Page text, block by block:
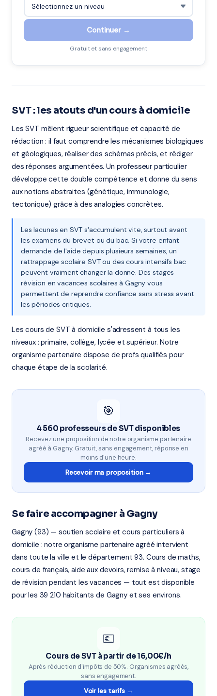
Continuer →
Gratuit et sans engagement
SVT : les atouts d'un cours à domicile
Les SVT mêlent rigueur scientifique et capacité de
rédaction : il faut comprendre les mécanismes biologiques
et géologiques, réaliser des schémas précis, et rédiger
des réponses argumentées. Un professeur particulier
développe cette double compétence et donne du sens
aux notions abstraites (génétique, immunologie,
tectonique) grâce à des analogies concrètes.
Les lacunes en SVT s'accumulent vite, surtout avant
les examens du brevet ou du bac. Si votre enfant
demande de l'aide depuis plusieurs semaines, un
rattrappage scolaire SVT ou des cours intensifs bac
peuvent vraiment changer la donne. Des stages
révision en vacances scolaires à Gagny vous
permettent de reprendre confiance sans stress avant
les périodes critiques.
Les cours de SVT à domicile s'adressent à tous les
niveaux : primaire, collège, lycée et supérieur. Notre
organisme partenaire dispose de profs qualifiés pour
chaque étape de la scolarité.
🎯
4 560 professeurs de SVT disponibles
Recevez une proposition de notre organisme partenaire
agréé à Gagny. Gratuit, sans engagement, réponse en
moins d'une heure.
Recevoir ma proposition →
Se faire accompagner à Gagny
Gagny (93) — soutien scolaire et cours particuliers à
domicile : notre organisme partenaire agréé intervient
dans toute la ville et le département 93. Cours de maths,
cours de français, aide aux devoirs, remise à niveau, stage
de révision pendant les vacances — tout est disponible
pour les 39 210 habitants de Gagny et ses environs.
💶
Cours de SVT à partir de 16,00€/h
Après réduction d'impôts de 50%. Organismes agréés,
sans engagement.
Voir les tarifs →